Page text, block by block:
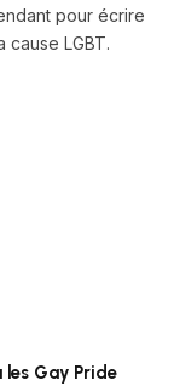
pour écrire
LGBT.
les Gay Pride